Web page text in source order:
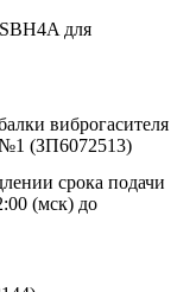
для
виброгасителя
(ЗП6072513)
срока подачи
(мск) до